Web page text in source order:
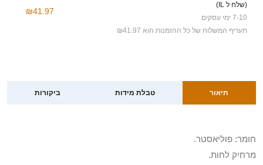
(שלח ל IL)
7-10 ימי עסקים
תעריף המשלוח של כל ההזמנות הוא ₪41.97
₪41.97
תיאור טבלת מידות ביקורות
חומר: פוליאסטר.
מרחיק לחות.